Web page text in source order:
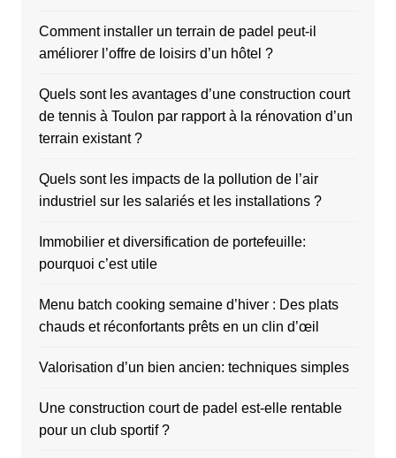
Comment installer un terrain de padel peut-il
améliorer l’offre de loisirs d’un hôtel ?
Quels sont les avantages d’une construction court
de tennis à Toulon par rapport à la rénovation d’un
terrain existant ?
Quels sont les impacts de la pollution de l’air
industriel sur les salariés et les installations ?
Immobilier et diversification de portefeuille:
pourquoi c’est utile
Menu batch cooking semaine d’hiver : Des plats
chauds et réconfortants prêts en un clin d’œil
Valorisation d’un bien ancien: techniques simples
Une construction court de padel est-elle rentable
pour un club sportif ?